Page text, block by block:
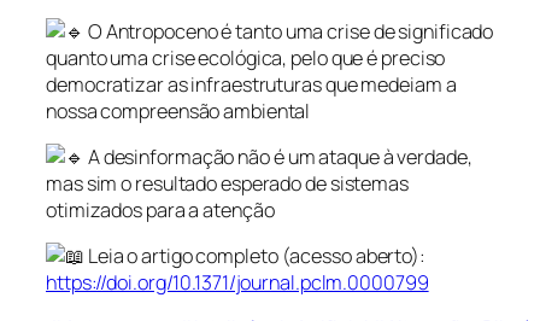
O Antropoceno é tanto uma crise de significado
quanto uma crise ecológica, pelo que é preciso
democratizar as infraestruturas que medeiam a
nossa compreensão ambiental
A desinformação não é um ataque à verdade,
mas sim o resultado esperado de sistemas
otimizados para a atenção
Leia o artigo completo (acesso aberto):
https://doi.org/10.1371/journal.pclm.0000799